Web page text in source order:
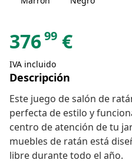
37699 €
IVA incluido
Descripción
Este juego de salón de
perfecta de estilo y
centro de atención de tu
muebles de ratán está
libre durante todo el año.